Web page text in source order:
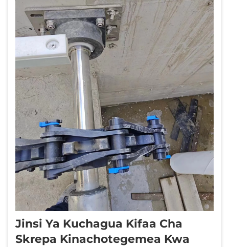
Jinsi Ya Kuchagua Kifaa Cha
Skrepa Kinachotegemea Kwa